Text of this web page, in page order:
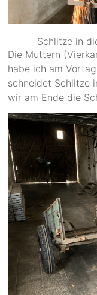
Schlitze in
Die Muttern
habe ich am
schneidet Schlitze
wir am Ende die